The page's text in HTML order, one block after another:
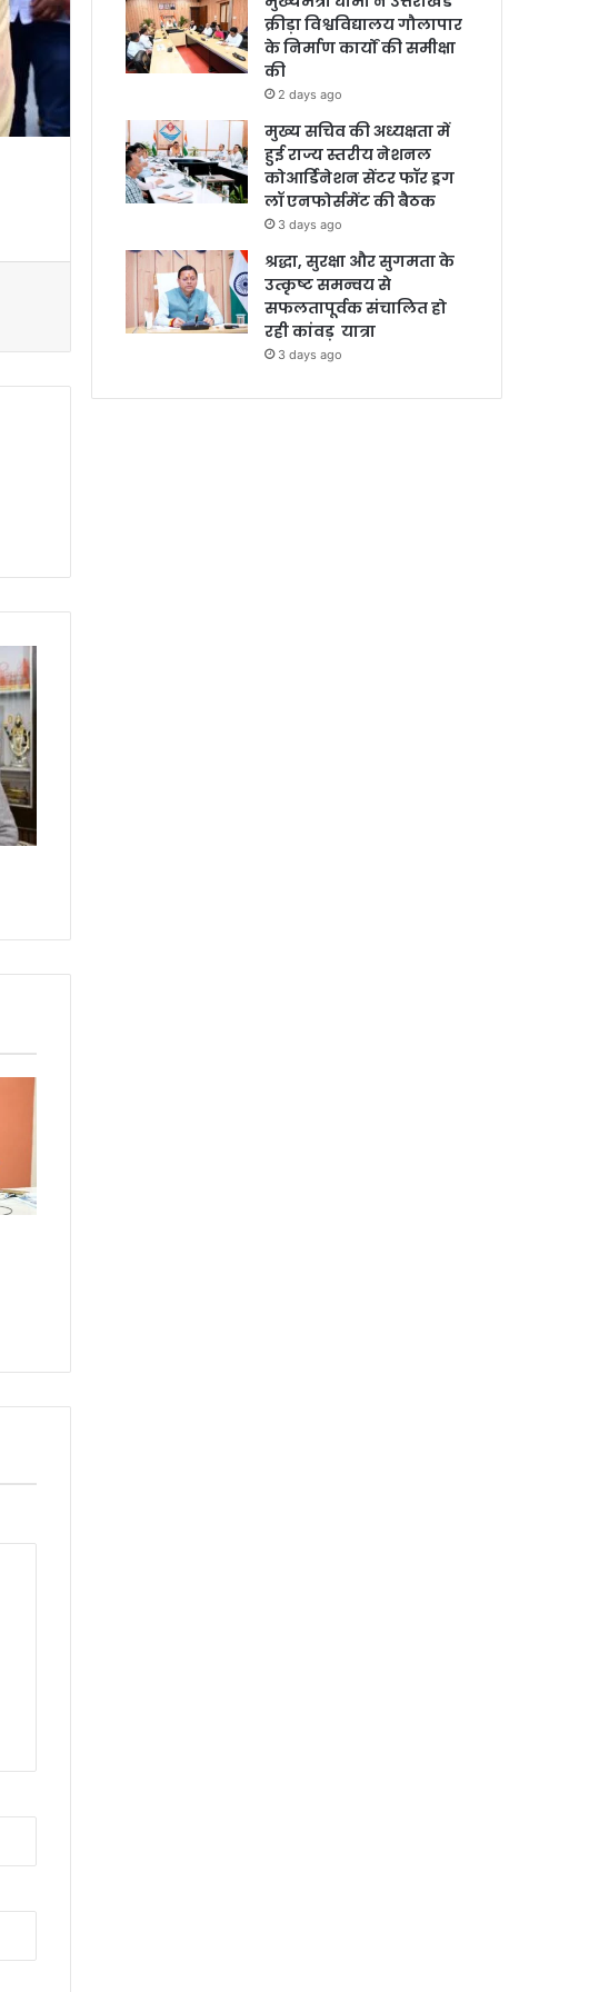
क्रीड़ा विश्वविद्यालय गौलापार
के निर्माण कार्यों की समीक्षा
की
2 days ago
मुख्य सचिव की अध्यक्षता में
हुई राज्य स्तरीय नेशनल
कोआर्डिनेशन सेंटर फॉर ड्रग
लॉ एनफोर्समेंट की बैठक
3 days ago
श्रद्धा, सुरक्षा और सुगमता के
उत्कृष्ट समन्वय से
सफलतापूर्वक संचालित हो
रही कांवड़ यात्रा
3 days ago